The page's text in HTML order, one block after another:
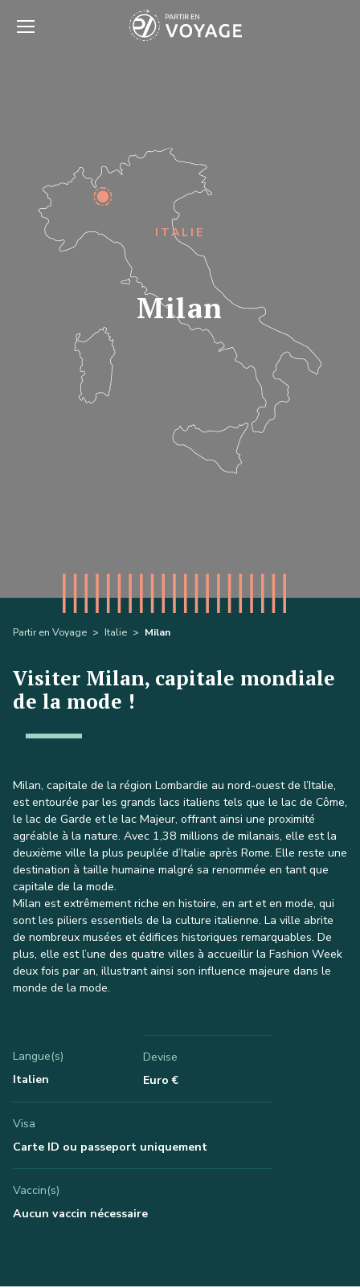
ITALIE
Milan
Partir en Voyage > Italie > Milan
Visiter Milan, capitale mondiale
de la mode !
Milan, capitale de la région Lombardie au nord-ouest de l’Italie,
est entourée par les grands lacs italiens tels que le lac de Côme,
le lac de Garde et le lac Majeur, offrant ainsi une proximité
agréable à la nature. Avec 1,38 millions de milanais, elle est la
deuxième ville la plus peuplée d’Italie après Rome. Elle reste une
destination à taille humaine malgré sa renommée en tant que
capitale de la mode.
Milan est extrêmement riche en histoire, en art et en mode, qui
sont les piliers essentiels de la culture italienne. La ville abrite
de nombreux musées et édifices historiques remarquables. De
plus, elle est l’une des quatre villes à accueillir la Fashion Week
deux fois par an, illustrant ainsi son influence majeure dans le
monde de la mode.
Langue(s)
Italien
Devise
Euro €
Visa
Carte ID ou passeport uniquement
Vaccin(s)
Aucun vaccin nécessaire